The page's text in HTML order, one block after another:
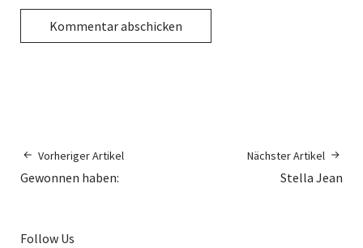
Vorheriger Artikel
Gewonnen haben:
Nächster Artikel
Stella Jean
Follow Us